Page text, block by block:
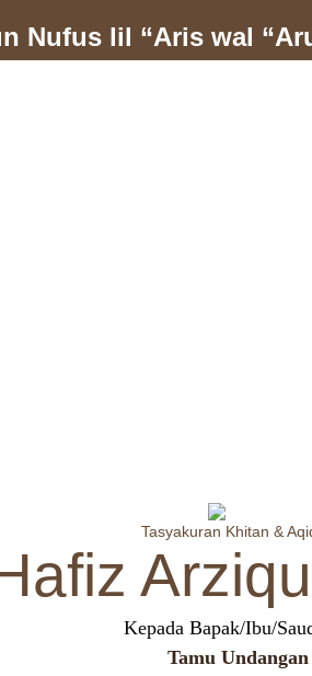
Nufus lil “Aris wal
Tasyakuran Khitan &
Kepada Bapak/Ibu/
Tamu Undangan